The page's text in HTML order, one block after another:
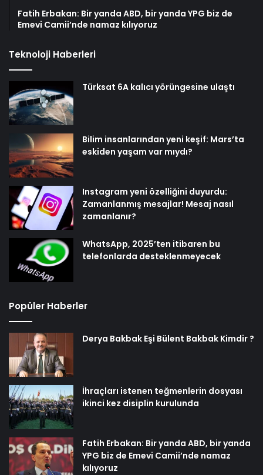
Fatih Erbakan: Bir yanda ABD, bir yanda YPG biz de
Emevi Camii’nde namaz kılıyoruz
Teknoloji Haberleri
Türksat 6A kalıcı yörüngesine ulaştı
Bilim insanlarından yeni keşif: Mars’ta
eskiden yaşam var mıydı?
Instagram yeni özelliğini duyurdu:
Zamanlanmış mesajlar! Mesaj nasıl
zamanlanır?
WhatsApp, 2025’ten itibaren bu
telefonlarda desteklenmeyecek
Popüler Haberler
Derya Bakbak Eşi Bülent Bakbak Kimdir ?
İhraçları istenen teğmenlerin dosyası
ikinci kez disiplin kurulunda
Fatih Erbakan: Bir yanda ABD, bir yanda
YPG biz de Emevi Camii’nde namaz
kılıyoruz